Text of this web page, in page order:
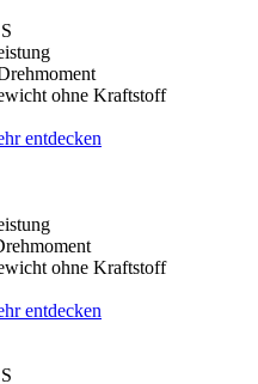
ohne Kraftstoff
entdecken
ohne Kraftstoff
entdecken